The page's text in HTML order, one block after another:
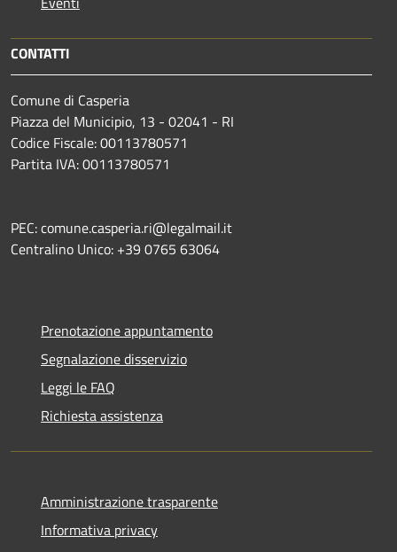
CONTATTI
Comune di Casperia
Piazza del Municipio, 13 - 02041 - RI
Codice Fiscale: 00113780571
Partita IVA: 00113780571
PEC: comune.casperia.ri@legalmail.it
Centralino Unico: +39 0765 63064
Prenotazione appuntamento
Segnalazione disservizio
Leggi le FAQ
Richiesta assistenza
Amministrazione trasparente
Informativa privacy